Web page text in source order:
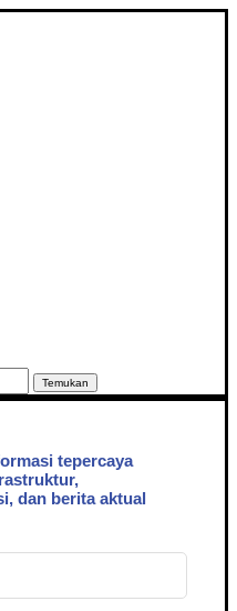
Temukan
tepercaya
dan berita aktual